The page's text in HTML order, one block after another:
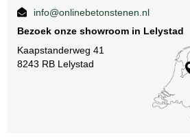
info@onlinebetonstenen.nl
Bezoek onze showroom in Lelystad
Kaapstanderweg 41
8243 RB Lelystad